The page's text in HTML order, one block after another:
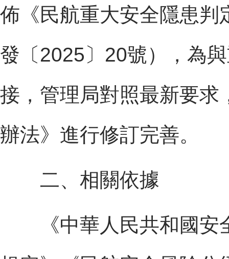
佈《民航重大安全隱患判
發〔2025〕20號），為
接，管理局對照最新要求
辦法》進行修訂完善。
二、相關依據
《中華人民共和國安